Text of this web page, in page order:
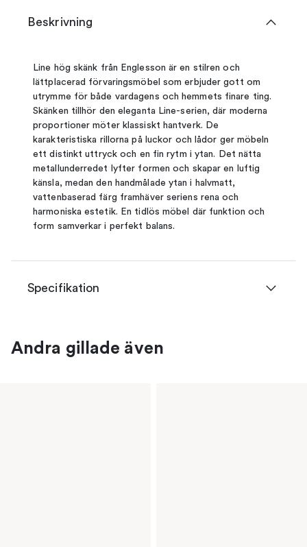
Beskrivning
Line hög skänk från Englesson är en stilren och
lättplacerad förvaringsmöbel som erbjuder gott om
utrymme för både vardagens och hemmets finare ting.
Skänken tillhör den eleganta Line-serien, där moderna
proportioner möter klassiskt hantverk. De
karakteristiska rillorna på luckor och lådor ger möbeln
ett distinkt uttryck och en fin rytm i ytan. Det nätta
metallunderredet lyfter formen och skapar en luftig
känsla, medan den handmålade ytan i halvmatt,
vattenbaserad färg framhäver seriens rena och
harmoniska estetik. En tidlös möbel där funktion och
form samverkar i perfekt balans.
Specifikation
Andra gillade även